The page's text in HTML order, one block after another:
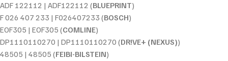
ADF 122112 | ADF122112 (BLUEPRINT)
F 026 407 233 | F026407233 (BOSCH)
EOF305 | EOF305 (COMLINE)
DP1110110270 | DP1110110270 (DR!VE+ (NEXUS))
48505 | 48505 (FEIBI-BILSTEIN)